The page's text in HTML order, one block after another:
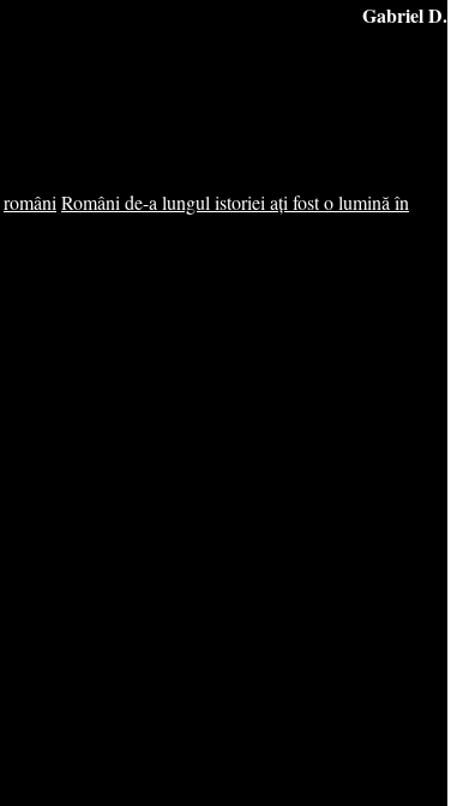
Gabriel D.
româniRomâni de-a lungul istoriei ați fost o lumină în